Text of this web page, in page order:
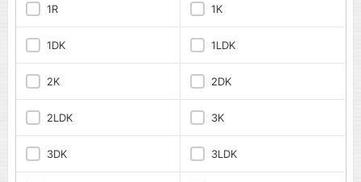
1R 1K
1DK 1LDK
2K 2DK
2LDK 3K
3DK 3LDK